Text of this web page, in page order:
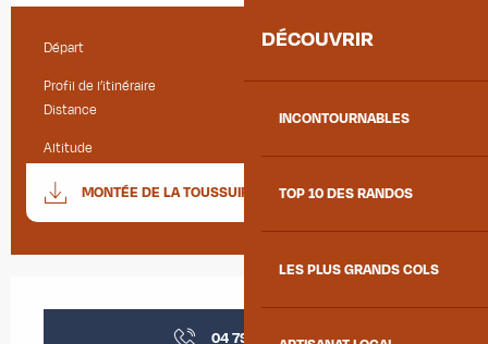
DÉCOUVRIR
INCONTOURNABLES
TOP 10 DES RANDOS
LES PLUS GRANDS COLS
Informations pratiques
Départ Saint-Jean-de-Maurienne
Profil de l’itinéraire Boucle
Distance 38.0 km
Altitude 650 m
Documentation
MONTÉE DE LA TOUSSUIRE
04 79 83 51▒▒